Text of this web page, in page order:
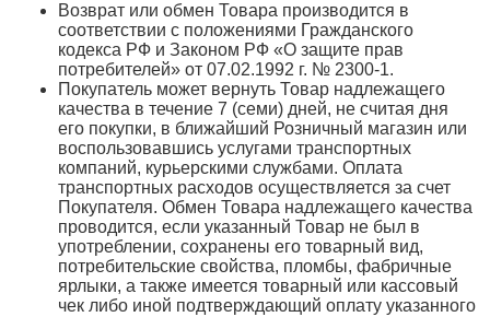
Возврат или обмен Товара производится в
соответствии с положениями Гражданского
кодекса РФ и Законом РФ «О защите прав
потребителей» от 07.02.1992 г. № 2300-1.
Покупатель может вернуть Товар надлежащего
качества в течение 7 (семи) дней, не считая дня
его покупки, в ближайший Розничный магазин или
воспользовавшись услугами транспортных
компаний, курьерскими службами. Оплата
транспортных расходов осуществляется за счет
Покупателя. Обмен Товара надлежащего качества
проводится, если указанный Товар не был в
употреблении, сохранены его товарный вид,
потребительские свойства, пломбы, фабричные
ярлыки, а также имеется товарный или кассовый
чек либо иной подтверждающий оплату указанного